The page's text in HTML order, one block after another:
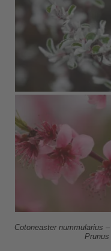
Cotoneaster nummularius